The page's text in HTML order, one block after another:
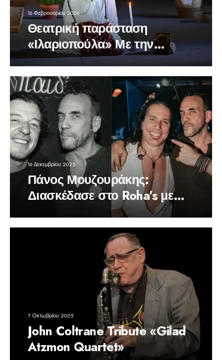
16 Φεβρουαρίου 2026
Θεατρική παράσταση
«Ιλαριοπούλα» Με την
Ευτυχία Μοσχάκη
16 Δεκεμβρίου 2025
Πάνος Μουζουράκης:
Διασκέδασε στο Roha’s με
7 Οκτωβρίου 2025
John Coltrane Tribute «Gilad
Atzmon Quartet»